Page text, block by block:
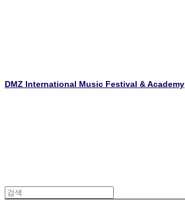
DMZ International Music Festival & Academy